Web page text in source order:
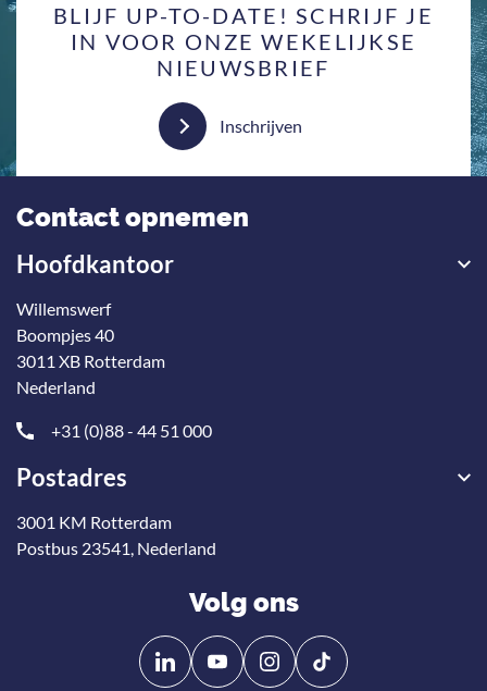
BLIJF UP-TO-DATE! SCHRIJF JE
IN VOOR ONZE WEKELIJKSE
NIEUWSBRIEF
Inschrijven
Contact opnemen
Hoofdkantoor
Willemswerf
Boompjes 40
3011 XB Rotterdam
Nederland
+31 (0)88 - 44 51 000
Postadres
3001 KM Rotterdam
Postbus 23541, Nederland
Volg ons
Volg
ons
Volg
ons